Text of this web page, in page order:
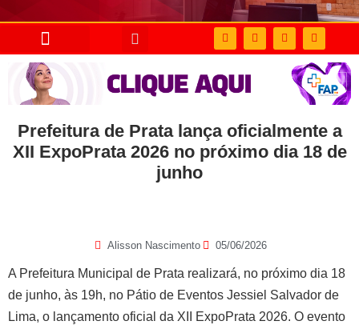
Prefeitura de Prata lança oficialmente a
XII ExpoPrata 2026 no próximo dia 18 de
junho
Alisson Nascimento 05/06/2026
A Prefeitura Municipal de Prata realizará, no próximo dia 18
de junho, às 19h, no Pátio de Eventos Jessiel Salvador de
Lima, o lançamento oficial da XII ExpoPrata 2026. O evento